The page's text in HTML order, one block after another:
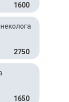
1600
2750
1650